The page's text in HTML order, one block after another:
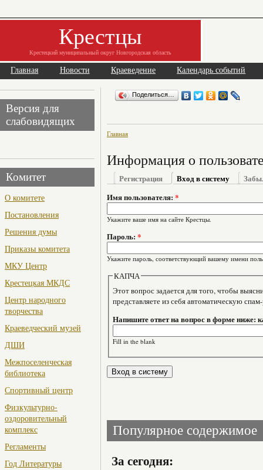
Крестцы
Крестецкий муниципальный округ Новгородская область
Главная Новости Краеведение Календарь событий
Версия для
слабовидящих
Комитет
О комитете
Постановления
Решения думы
Приказы комитета
МКУ Центр
Крестецкая МКДС
Центр народного
творчества
Краеведческий музей
ДШИ
Межпоселенческая
библиотека
Спортивный центр
Физкультурно-
оздоровительный
комплекс
Регламенты
Год Литературы
Поделиться…
Главная
Информация о
Регистрация Вход в систему
Имя пользователя: *
Укажите ваше имя на сайте Крестцы.
Пароль: *
Укажите пароль, соответствующий вашему имени
КАПЧА
Этот вопрос задается для того, чтобы выяснить,
представляете из себя автоматическую
Напишите ответ на вопрос в форме ниже:
Fill in the blank
Популярное содержимое
За сегодня: